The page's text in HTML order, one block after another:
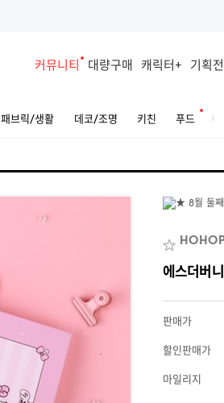
커뮤니티 대량구매 캐릭터+ 기획전
패브릭/생활 데코/조명 키친 푸드
에스더버
판매가
할인판매가
마일리지